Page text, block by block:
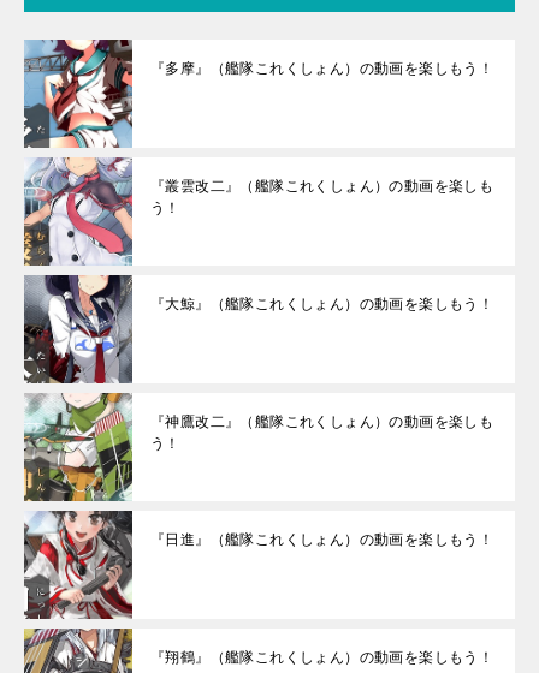
『多摩』（艦隊これくしょん）の動画を楽しもう！
『叢雲改二』（艦隊これくしょん）の動画を楽しも
う！
『大鯨』（艦隊これくしょん）の動画を楽しもう！
『神鷹改二』（艦隊これくしょん）の動画を楽しも
う！
『日進』（艦隊これくしょん）の動画を楽しもう！
『翔鶴』（艦隊これくしょん）の動画を楽しもう！